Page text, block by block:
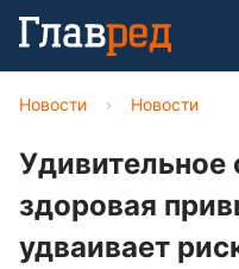
Новости › Новости
Удивительное
здоровая
удваивает